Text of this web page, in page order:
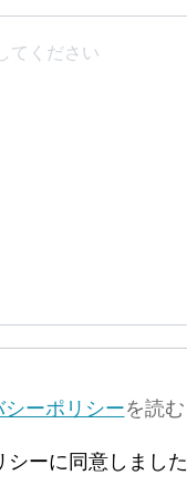
シーポリシーを読む
シーに同意しました